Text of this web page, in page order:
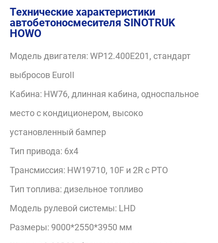
Технические характеристики
автобетоносмесителя SINOTRUK
HOWO
Модель двигателя: WP12.400E201, стандарт
выбросов EuroII
Кабина: HW76, длинная кабина, односпальное
место с кондиционером, высоко
установленный бампер
Тип привода: 6x4
Трансмиссия: HW19710, 10F и 2R с PTO
Тип топлива: дизельное топливо
Модель рулевой системы: LHD
Размеры: 9000*2550*3950 мм